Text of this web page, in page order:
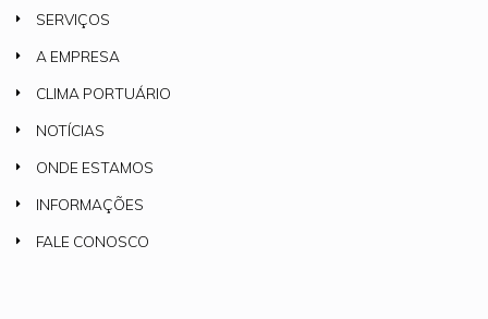
SERVIÇOS
A EMPRESA
CLIMA PORTUÁRIO
NOTÍCIAS
ONDE ESTAMOS
INFORMAÇÕES
FALE CONOSCO